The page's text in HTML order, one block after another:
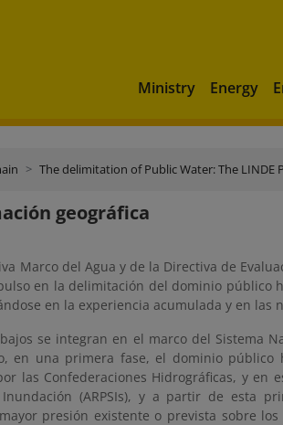
Ministry Energy
The delimitation of Public Water: The LINDE
geográfica
Marco del Agua y de la Directiva de
en la delimitación del dominio público
en la experiencia acumulada y en las
se integran en el marco del Sistema
en una primera fase, el dominio público
las Confederaciones Hidrográficas, y en
(ARPSIs), y a partir de esta
presión existente o prevista sobre